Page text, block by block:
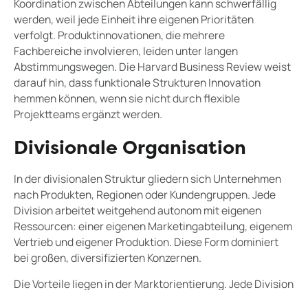
Koordination zwischen Abteilungen kann schwerfällig
werden, weil jede Einheit ihre eigenen Prioritäten
verfolgt. Produktinnovationen, die mehrere
Fachbereiche involvieren, leiden unter langen
Abstimmungswegen. Die Harvard Business Review weist
darauf hin, dass funktionale Strukturen Innovation
hemmen können, wenn sie nicht durch flexible
Projektteams ergänzt werden.
Divisionale Organisation
In der divisionalen Struktur gliedern sich Unternehmen
nach Produkten, Regionen oder Kundengruppen. Jede
Division arbeitet weitgehend autonom mit eigenen
Ressourcen: einer eigenen Marketingabteilung, eigenem
Vertrieb und eigener Produktion. Diese Form dominiert
bei großen, diversifizierten Konzernen.
Die Vorteile liegen in der Marktorientierung. Jede Division